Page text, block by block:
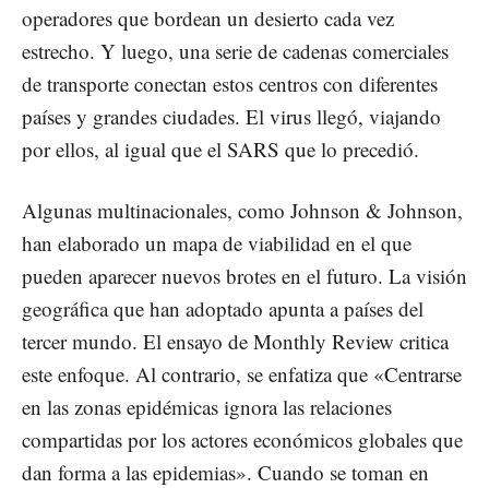
operadores que bordean un desierto cada vez
estrecho. Y luego, una serie de cadenas comerciales
de transporte conectan estos centros con diferentes
países y grandes ciudades. El virus llegó, viajando
por ellos, al igual que el SARS que lo precedió.
Algunas multinacionales, como Johnson & Johnson,
han elaborado un mapa de viabilidad en el que
pueden aparecer nuevos brotes en el futuro. La visión
geográfica que han adoptado apunta a países del
tercer mundo. El ensayo de Monthly Review critica
este enfoque. Al contrario, se enfatiza que «Centrarse
en las zonas epidémicas ignora las relaciones
compartidas por los actores económicos globales que
dan forma a las epidemias». Cuando se toman en